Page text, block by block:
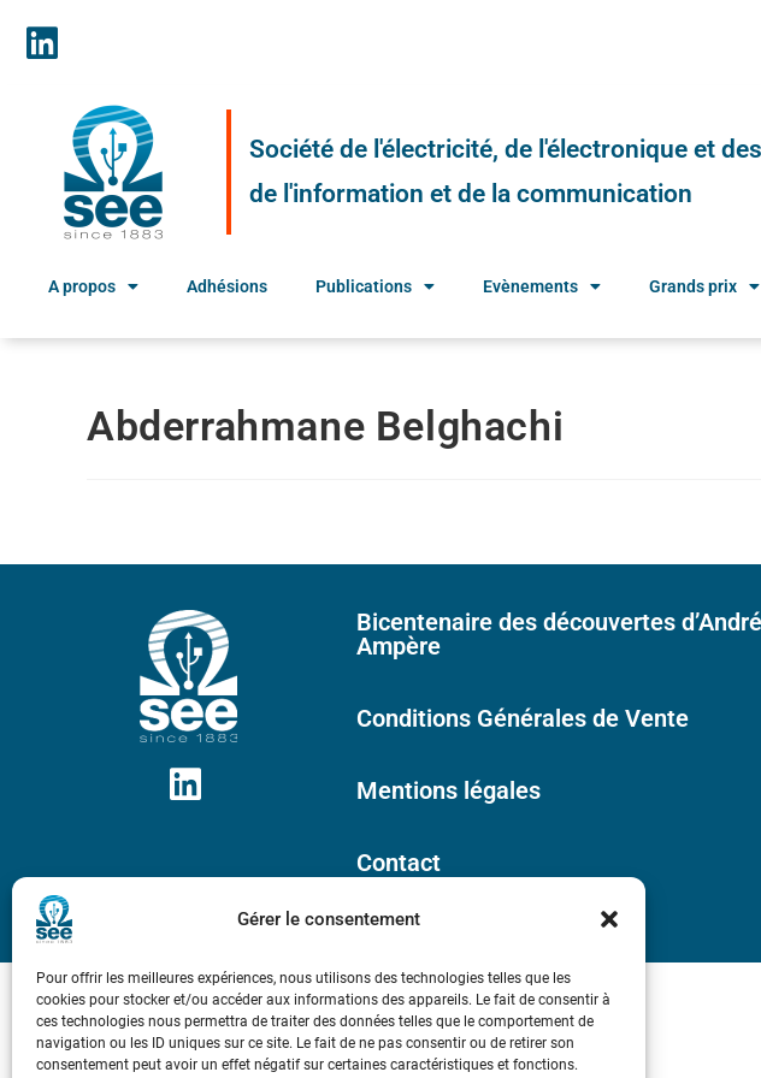
Gérer le consentement
Pour offrir les meilleures expériences, nous utilisons des technologies telles que les
cookies pour stocker et/ou accéder aux informations des appareils. Le fait de consentir à
ces technologies nous permettra de traiter des données telles que le comportement de
navigation ou les ID uniques sur ce site. Le fait de ne pas consentir ou de retirer son
consentement peut avoir un effet négatif sur certaines caractéristiques et fonctions.
Société de l'électricité, de l'électronique et
de l'information et de la communication
A propos Adhésions Publications Evènements Grands prix
Abderrahmane Belghachi
Bicentenaire des découvertes
Ampère
Conditions Générales de Vente
Mentions légales
Contact